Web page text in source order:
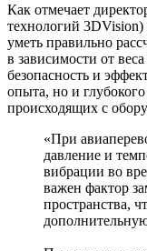
Как отмечает
технологий
уметь правильно
в зависимости от
безопасность и
опыта, но и
происходящих с
«При
давление и
вибрации во
важен фактор
пространства,